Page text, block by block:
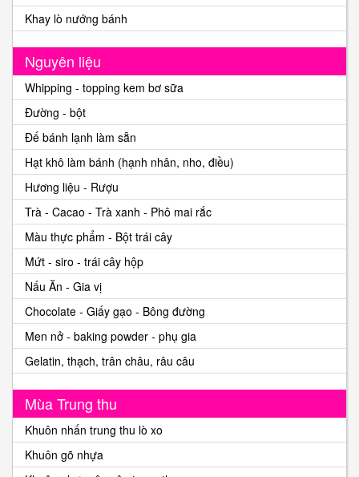
Khay lò nướng bánh
Nguyên liệu
Whipping - topping kem bơ sữa
Đường - bột
Đế bánh lạnh làm sẵn
Hạt khô làm bánh (hạnh nhân, nho, điều)
Hương liệu - Rượu
Trà - Cacao - Trà xanh - Phô mai rắc
Màu thực phẩm - Bột trái cây
Mứt - siro - trái cây hộp
Nấu Ăn - Gia vị
Chocolate - Giấy gạo - Bông đường
Men nở - baking powder - phụ gia
Gelatin, thạch, trân châu, râu câu
Mùa Trung thu
Khuôn nhấn trung thu lò xo
Khuôn gõ nhựa